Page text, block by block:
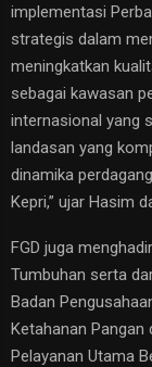
implementasi
strategis dalam
meningkatkan
sebagai kawasan
internasional yang
landasan yang
dinamika
Kepri,” ujar Hasim
FGD juga
Tumbuhan serta
Badan
Ketahanan
Pelayanan Utama